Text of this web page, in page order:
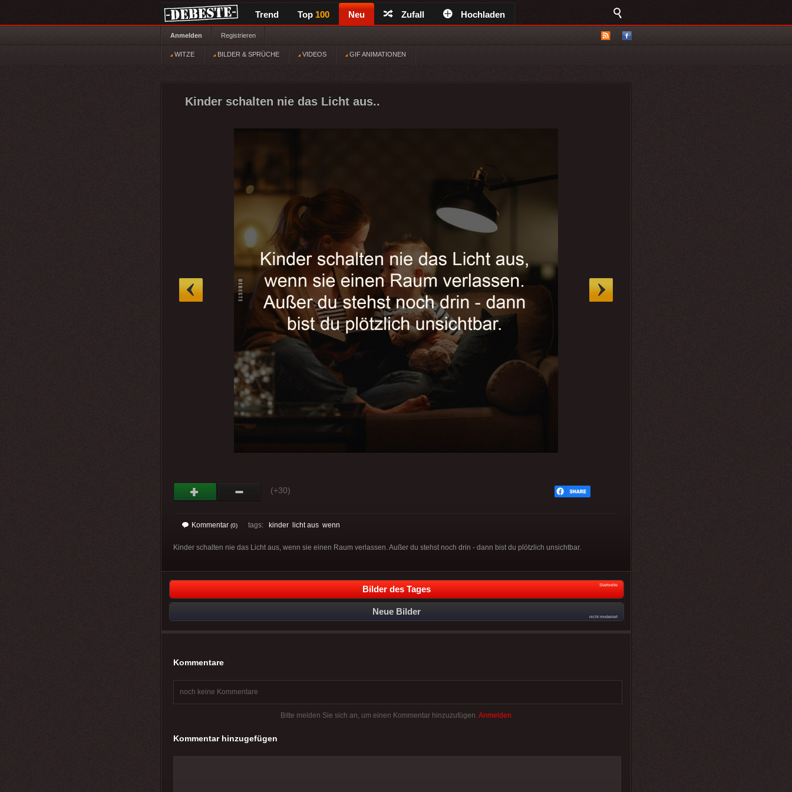
Trend Top 100 Neu Zufall Hochladen
Anmelden Registrieren
WITZE BILDER & SPRÜCHE VIDEOS GIF ANIMATIONEN
Kinder schalten nie das Licht aus..
(+30)
Kommentar (0) tags: kinder licht aus wenn
Kinder schalten nie das Licht aus, wenn sie einen Raum verlassen. Außer du stehst noch drin - dann bist du plötzlich unsichtbar.
Bilder des Tages Startseite
Neue Bilder
nicht moderiert
Kommentare
noch keine Kommentare
Bitte melden Sie sich an, um einen Kommentar hinzuzufügen. Anmelden
Kommentar hinzugefügen